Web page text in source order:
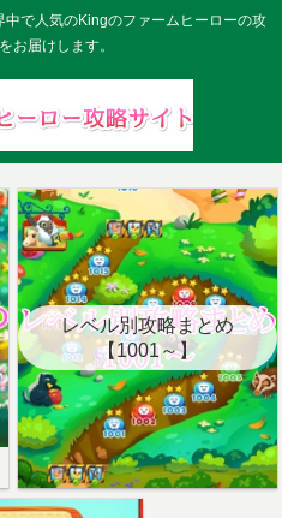
で人気のKingのファームヒーローの攻
お届けします。
レベル別攻略まとめ
【1001～】